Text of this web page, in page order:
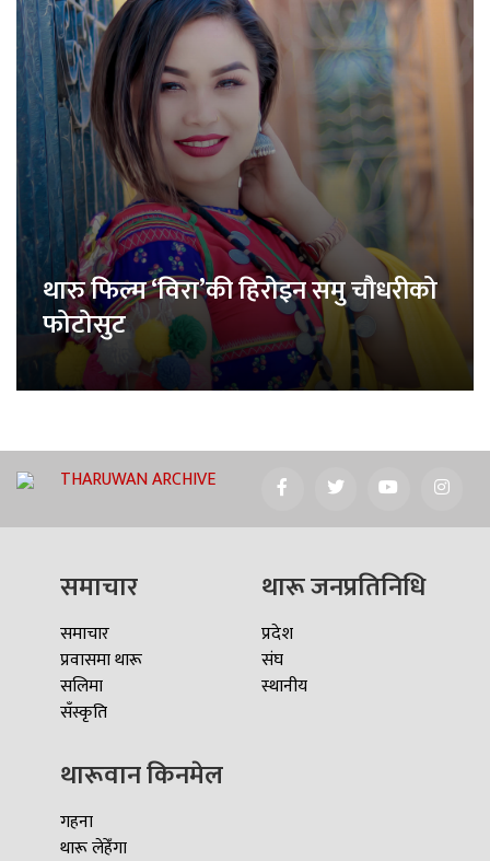
थारु फिल्म ‘विरा’की हिरोइन समु चौधरीको
फोटोसुट
THARUWAN ARCHIVE
समाचार
समाचार
प्रवासमा थारू
सलिमा
सँस्कृति
थारू जनप्रतिनिधि
प्रदेश
संघ
स्थानीय
थारूवान किनमेल
गहना
थारू लेहेँगा